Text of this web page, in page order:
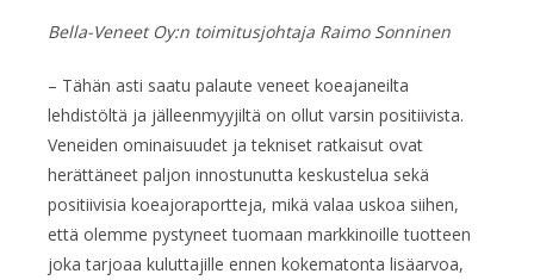
Bella-Veneet Oy:n toimitusjohtaja Raimo Sonninen
– Tähän asti saatu palaute veneet koeajaneilta
lehdistöltä ja jälleenmyyjiltä on ollut varsin positiivista.
Veneiden ominaisuudet ja tekniset ratkaisut ovat
herättäneet paljon innostunutta keskustelua sekä
positiivisia koeajoraportteja, mikä valaa uskoa siihen,
että olemme pystyneet tuomaan markkinoille tuotteen
joka tarjoaa kuluttajille ennen kokematonta lisäarvoa,